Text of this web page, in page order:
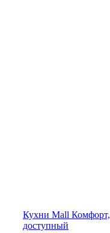
Кухни Mall Комфорт,
доступный